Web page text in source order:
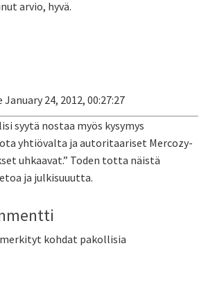
arvio, hyvä.
January 24, 2012, 00:27:27
syytä nostaa myös kysymys
yhtiövalta ja autoritaariset Mercozy-
uhkaavat.” Toden totta näistä
ja julkisuuutta.
merkityt kohdat pakollisia